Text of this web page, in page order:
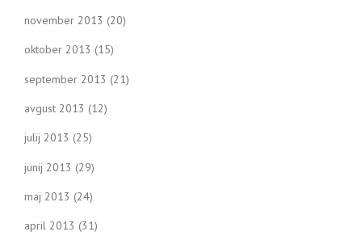
november 2013 (20)
oktober 2013 (15)
september 2013 (21)
avgust 2013 (12)
julij 2013 (25)
junij 2013 (29)
maj 2013 (24)
april 2013 (31)